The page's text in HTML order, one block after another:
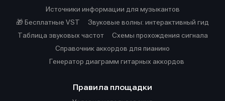
Источники информации для музыкантов
🎁 Бесплатные VST
Звуковые волны: интерактивный гид
Таблица звуковых частот
Cхемы прохождения сигнала
Справочник аккордов для пианино
Генератор диаграмм гитарных аккордов
Правила площадки